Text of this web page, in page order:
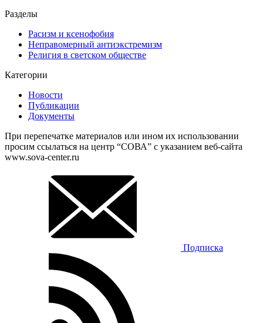
Разделы
Расизм и ксенофобия
Неправомерный антиэкстремизм
Религия в светском обществе
Категории
Новости
Публикации
Документы
При перепечатке материалов или ином их использовании
просим ссылаться на центр “СОВА” с указанием веб-сайта
www.sova-center.ru
Подписка